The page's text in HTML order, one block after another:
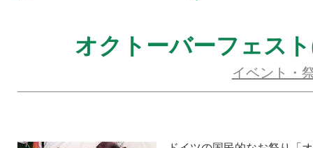
オクトーバーフェス
イベント・